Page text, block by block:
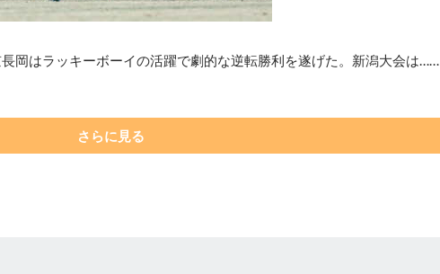
岡はラッキーボーイの活躍で劇的な逆転勝利を遂げた。新潟大会は……
さらに見る